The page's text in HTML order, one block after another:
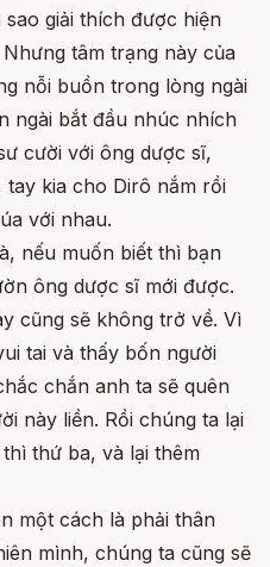
giải thích được hiện
tâm trạng này của
nỗi buồn trong lòng ngài
ngài bắt đầu nhúc nhích
cười với ông dược sĩ,
kia cho Dirô nắm rồi
với nhau.
nếu muốn biết thì bạn
ông dược sĩ mới được.
cũng sẽ không trở về. Vì
tai và thấy bốn người
chắn anh ta sẽ quên
này liền. Rồi chúng ta lại
thứ ba, và lại thêm
một cách là phải thân
mình, chúng ta cũng sẽ